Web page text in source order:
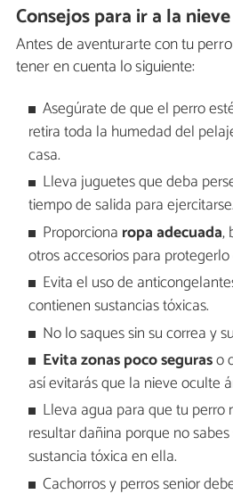
Consejos para ir a la
Antes de aventurarte con tu
tener en cuenta lo siguiente:
Asegúrate de que el perro
retira toda la humedad del
casa.
Lleva juguetes que deba
tiempo de salida para ejercitarse.
Proporciona ropa adecuada,
otros accesorios para
Evita el uso de
contienen sustancias tóxicas.
No lo saques sin su correa y
Evita zonas poco seguraso
así evitarás que la nieve oculte
Lleva agua para que tu perro
resultar dañina porque no
sustancia tóxica en ella.
Cachorros y perros senior